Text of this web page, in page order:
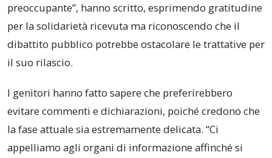
preoccupante”, hanno scritto, esprimendo gratitudine
per la solidarietà ricevuta ma riconoscendo che il
dibattito pubblico potrebbe ostacolare le trattative per
il suo rilascio.
I genitori hanno fatto sapere che preferirebbero
evitare commenti e dichiarazioni, poiché credono che
la fase attuale sia estremamente delicata. “Ci
appelliamo agli organi di informazione affinché si